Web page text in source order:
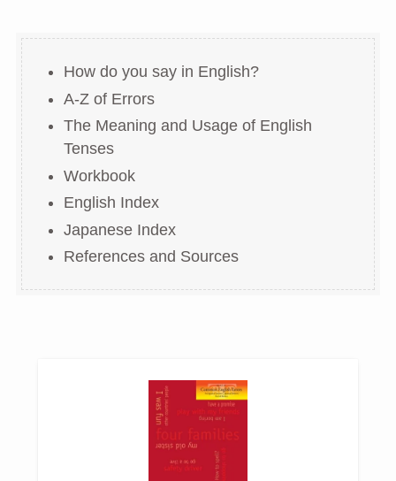
How do you say in English?
A-Z of Errors
The Meaning and Usage of English
Tenses
Workbook
English Index
Japanese Index
References and Sources